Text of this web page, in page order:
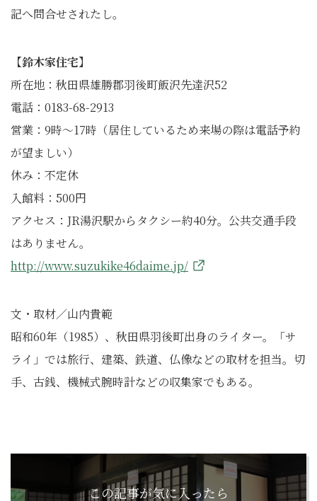
記へ問合せされたし。
【鈴木家住宅】
所在地：秋田県雄勝郡羽後町飯沢先達沢52
電話：0183-68-2913
営業：9時～17時（居住しているため来場の際は電話予約
が望ましい）
休み：不定休
入館料：500円
アクセス：JR湯沢駅からタクシー約40分。公共交通手段
はありません。
http://www.suzukike46daime.jp/
文・取材／山内貴範
昭和60年（1985）、秋田県羽後町出身のライター。「サ
ライ」では旅行、建築、鉄道、仏像などの取材を担当。切
手、古銭、機械式腕時計などの収集家でもある。
この記事が気に入ったら